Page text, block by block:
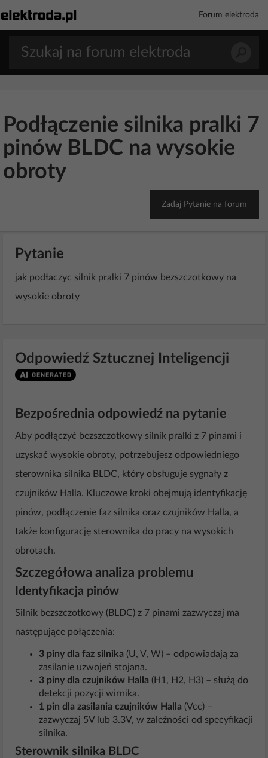
Forum elektroda
Podłączenie silnika pralki 7
pinów BLDC na wysokie
obroty
Zadaj Pytanie na forum
Pytanie
jak podłaczyc silnik pralki 7 pinów bezszczotkowy na
wysokie obroty
Odpowiedź Sztucznej Inteligencji
Bezpośrednia odpowiedź na pytanie
Aby podłączyć bezszczotkowy silnik pralki z 7 pinami i
uzyskać wysokie obroty, potrzebujesz odpowiedniego
sterownika silnika BLDC, który obsługuje sygnały z
czujników Halla. Kluczowe kroki obejmują identyfikację
pinów, podłączenie faz silnika oraz czujników Halla, a
także konfigurację sterownika do pracy na wysokich
obrotach.
Szczegółowa analiza problemu
Identyfikacja pinów
Silnik bezszczotkowy (BLDC) z 7 pinami zazwyczaj ma
następujące połączenia:
3 piny dla faz silnika (U, V, W) – odpowiadają za
zasilanie uzwojeń stojana.
3 piny dla czujników Halla (H1, H2, H3) – służą do
detekcji pozycji wirnika.
1 pin dla zasilania czujników Halla (Vcc) –
zazwyczaj 5V lub 3.3V, w zależności od specyfikacji
silnika.
Sterownik silnika BLDC